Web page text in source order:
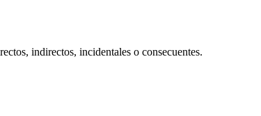
indirectos, incidentales o consecuentes.